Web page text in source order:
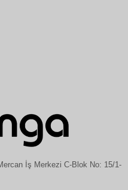
İş Merkezi C-Blok No: 15/1-